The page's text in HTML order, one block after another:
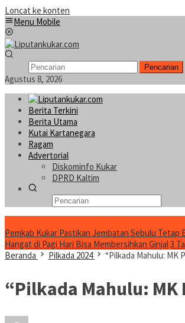
Loncat ke konten
Menu Mobile
Pencarian
Agustus 8, 2026
Berita Terkini
Berita Utama
Kutai Kartanegara
Ragam
Advertorial
Diskominfo Kukar
DPRD Kaltim
Pemkab Kukar Pastikan Jembatan Sebulu
Hangat di Pagi Hari Bisa Membersihkan Ginjal3
Beranda
Pilkada 2024 “Pilkada Mahulu: MK
“Pilkada Mahulu: